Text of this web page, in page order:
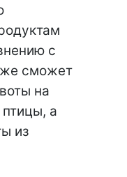
с
сможет
на
а
из